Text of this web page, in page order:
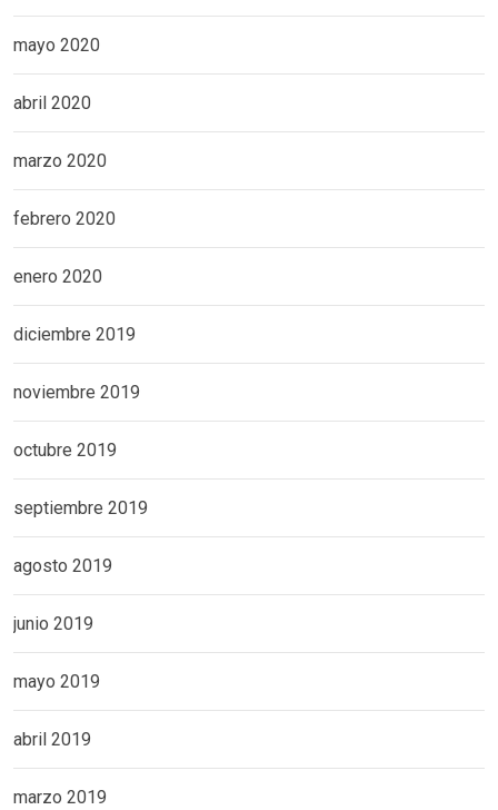
mayo 2020
abril 2020
marzo 2020
febrero 2020
enero 2020
diciembre 2019
noviembre 2019
octubre 2019
septiembre 2019
agosto 2019
junio 2019
mayo 2019
abril 2019
marzo 2019